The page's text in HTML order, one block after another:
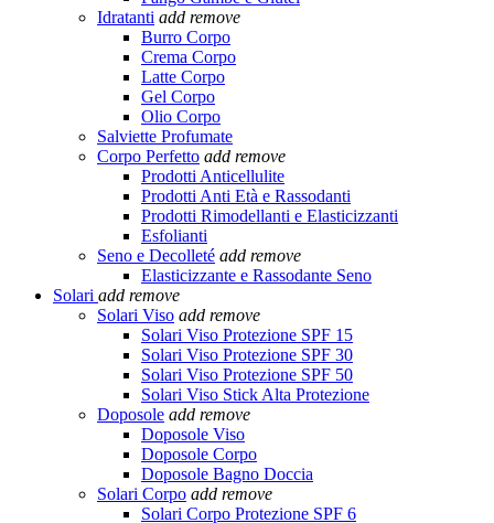
Idratanti add remove
Burro Corpo
Crema Corpo
Latte Corpo
Gel Corpo
Olio Corpo
Salviette Profumate
Corpo Perfetto add remove
Prodotti Anticellulite
Prodotti Anti Età e Rassodanti
Prodotti Rimodellanti e Elasticizzanti
Esfolianti
Seno e Decolleté add remove
Elasticizzante e Rassodante Seno
Solari add remove
Solari Viso add remove
Solari Viso Protezione SPF 15
Solari Viso Protezione SPF 30
Solari Viso Protezione SPF 50
Solari Viso Stick Alta Protezione
Doposole add remove
Doposole Viso
Doposole Corpo
Doposole Bagno Doccia
Solari Corpo add remove
Solari Corpo Protezione SPF 6